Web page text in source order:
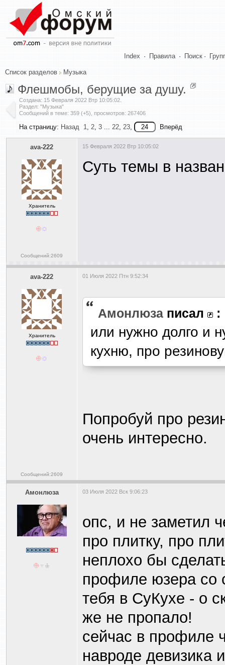
Index · Правила · Поиск ·
Список разделов Музыка
Флешмобы, берущие за душу.
Создана: 15 Февраля 2022 Втр 10:05:02
Раздел: "Музыка"
Сообщений в теме: 359 (+5), просмотров: 267406
На страницу: Назад 1, 2, 3 ... 22, 23, Вперёд
ava-222
Хранитель
Сообщений:2609
15 Февраля 2022 Втр 10:05:02
Суть темы в
ava-222
Хранитель
Сообщений:2609
01 Июля 2022 Птн 9:52:34
Амонлюза писал :
или нужно долго и
кухню, про
Попробуй про
очень интересно.
Амонлюза 03 Июля 2022 Вск 9:06:23
опс, и не заметил
про плитку, про
неплохо бы
профиле юзера со
тебя в СуКухе - о
же не пропало!
сейчас в профиле
навроде девизика